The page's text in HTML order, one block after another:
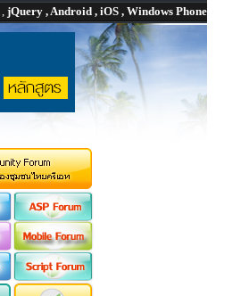
, jQuery , Android , iOS , Windows Phone